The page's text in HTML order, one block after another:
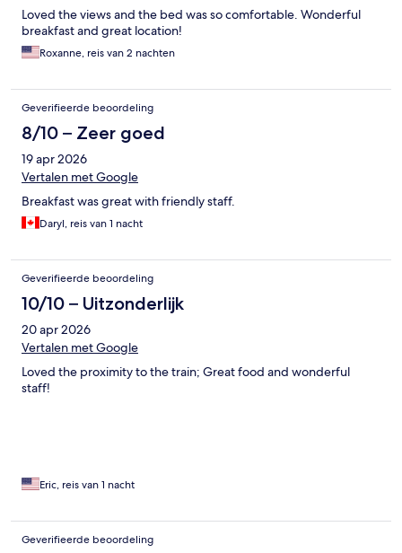
Loved the views and the bed was so comfortable. Wonderful
breakfast and great location!
Roxanne, reis van 2 nachten
Geverifieerde beoordeling
8/10 – Zeer goed
19 apr 2026
Vertalen met Google
Breakfast was great with friendly staff.
Daryl, reis van 1 nacht
Geverifieerde beoordeling
10/10 – Uitzonderlijk
20 apr 2026
Vertalen met Google
Loved the proximity to the train; Great food and wonderful
staff!
Eric, reis van 1 nacht
Geverifieerde beoordeling